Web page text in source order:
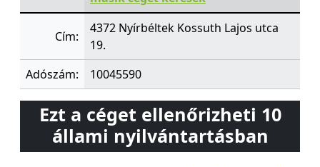
Cím:
4372 Nyírbéltek Kossuth Lajos utca
19.
Adószám:
10045590
Ezt a céget ellenőrizheti 10
állami nyilvántartásban